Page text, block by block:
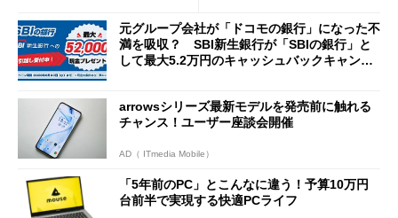
元グループ会社が「ドコモの銀行」になった不
満を吸収？ SBI新生銀行が「SBIの銀行」と
して最大5.2万円のキャッシュバックキャンペ
arrowsシリーズ最新モデルを発売前に触れる
チャンス！ユーザー座談会開催
AD（ ITmedia Mobile）
「5年前のPC」とこんなに違う！予算10万円
台前半で実現する快適PCライフ